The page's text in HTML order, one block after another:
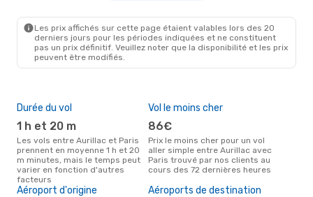
Les prix affichés sur cette page étaient valables lors des 20
derniers jours pour les périodes indiquées et ne constituent
pas un prix définitif. Veuillez noter que la disponibilité et les prix
peuvent être modifiés.
Durée du vol
1 h et 20 m
Les vols entre Aurillac et Paris
prennent en moyenne 1 h et 20
m minutes, mais le temps peut
varier en fonction d'autres
facteurs
Vol le moins cher
86€
Prix le moins cher pour un vol
aller simple entre Aurillac avec
Paris trouvé par nos clients au
cours des 72 dernières heures
Aéroport d'origine Aéroports de destination